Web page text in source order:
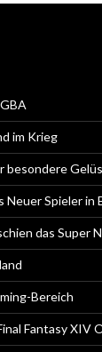
im Krieg
besondere
Neuer Spieler in
das Super
Bereich
Fantasy XIV